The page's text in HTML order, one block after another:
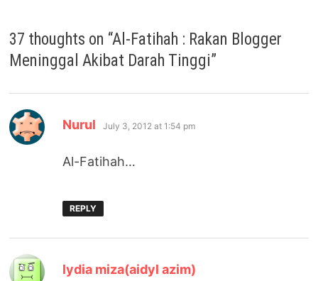
37 thoughts on “Al-Fatihah : Rakan Blogger
Meninggal Akibat Darah Tinggi”
Nurul says:
July 3, 2012 at 1:54 pm
Al-Fatihah…
REPLY
lydia miza(aidyl azim)